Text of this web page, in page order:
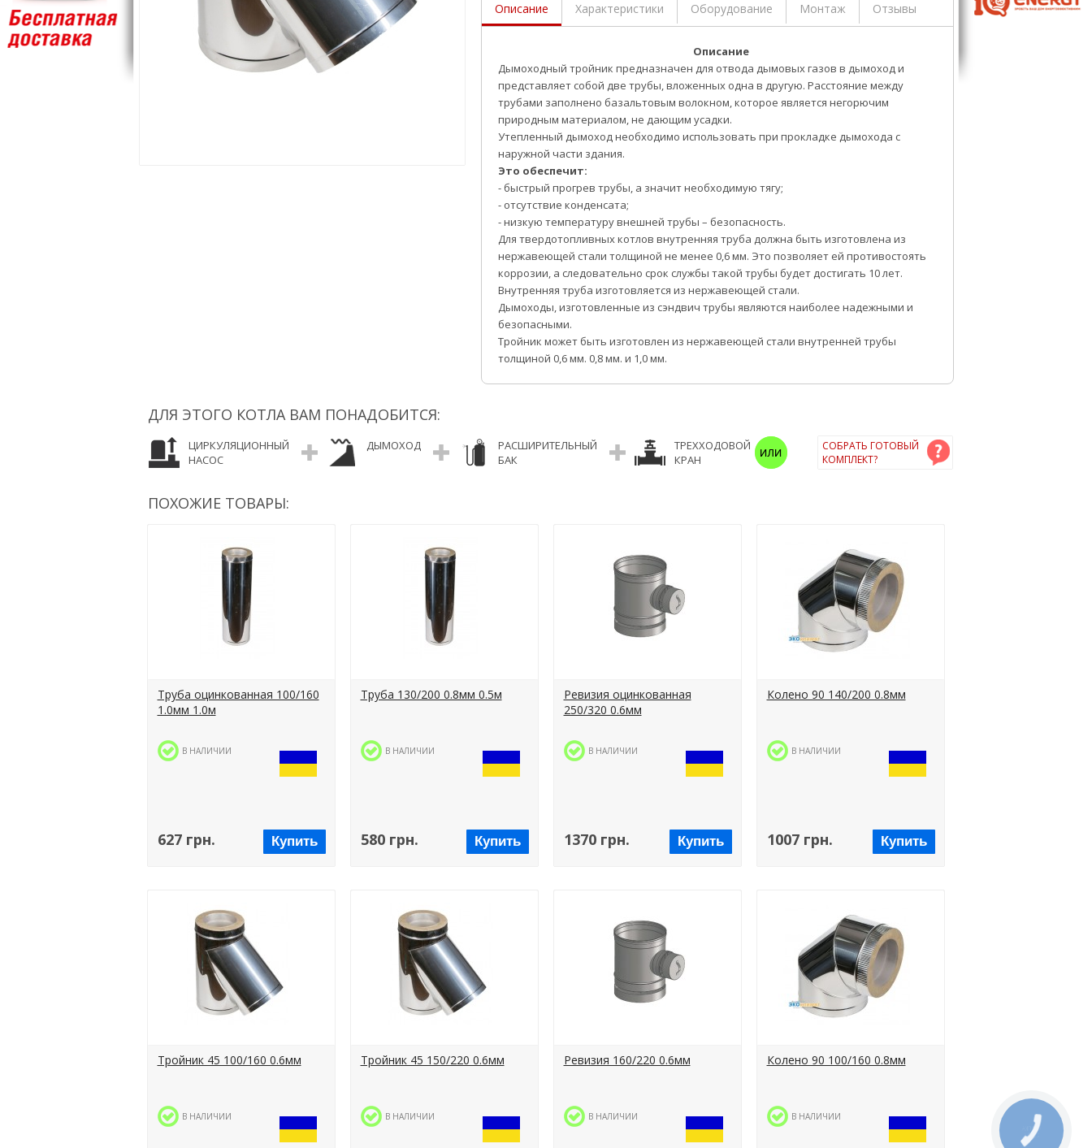
Описание Характеристики Оборудование Монтаж Отзывы
Описание
Дымоходный тройник предназначен для отвода дымовых газов в дымоход и
представляет собой две трубы, вложенных одна в другую. Расстояние между
трубами заполнено базальтовым волокном, которое является негорючим
природным материалом, не дающим усадки.
Утепленный дымоход необходимо использовать при прокладке дымохода с
наружной части здания.
Это обеспечит:
- быстрый прогрев трубы, а значит необходимую тягу;
- отсутствие конденсата;
- низкую температуру внешней трубы – безопасность.
Для твердотопливных котлов внутренняя труба должна быть изготовлена из
нержавеющей стали толщиной не менее 0,6 мм. Это позволяет ей противостоять
коррозии, а следовательно срок службы такой трубы будет достигать 10 лет.
Внутренняя труба изготовляется из нержавеющей стали.
Дымоходы, изготовленные из сэндвич трубы являются наиболее надежными и
безопасными.
Тройник может быть изготовлен из нержавеющей стали внутренней трубы
толщиной 0,6 мм. 0,8 мм. и 1,0 мм.
ДЛЯ ЭТОГО КОТЛА ВАМ ПОНАДОБИТСЯ:
ЦИРКУЛЯЦИОННЫЙ
НАСОС
ДЫМОХОД
РАСШИРИТЕЛЬНЫЙ
БАК
ТРЕХХОДОВОЙ
КРАН
СОБРАТЬ ГОТОВЫЙ
КОМПЛЕКТ?
ПОХОЖИЕ ТОВАРЫ:
Труба оцинкованная 100/160
1.0мм 1.0м
В НАЛИЧИИ
627 грн. Купить
Труба 130/200 0.8мм 0.5м
В НАЛИЧИИ
580 грн. Купить
Ревизия оцинкованная
250/320 0.6мм
В НАЛИЧИИ
1370 грн. Купить
Колено 90 140/200 0.8мм
В НАЛИЧИИ
1007 грн. Купить
Тройник 45 100/160 0.6мм
В НАЛИЧИИ
Тройник 45 150/220 0.6мм
В НАЛИЧИИ
Ревизия 160/220 0.6мм
В НАЛИЧИИ
Колено 90 100/160 0.8мм
В НАЛИЧИИ